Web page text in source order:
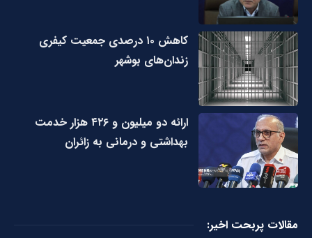
کاهش ۱۰ درصدی جمعیت کیفری
زندان‌های بوشهر
ارائه دو میلیون و ۴۲۶ هزار خدمت
بهداشتی و درمانی به زائران
مقالات پربحت اخیر: